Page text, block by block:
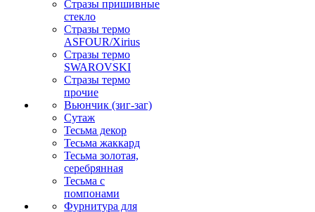
Стразы пришивные
стекло
Стразы термо
ASFOUR/Xirius
Стразы термо
SWAROVSKI
Стразы термо
прочие
Вьюнчик (зиг-заг)
Сутаж
Тесьма декор
Тесьма жаккард
Тесьма золотая,
серебрянная
Тесьма с
помпонами
Фурнитура для